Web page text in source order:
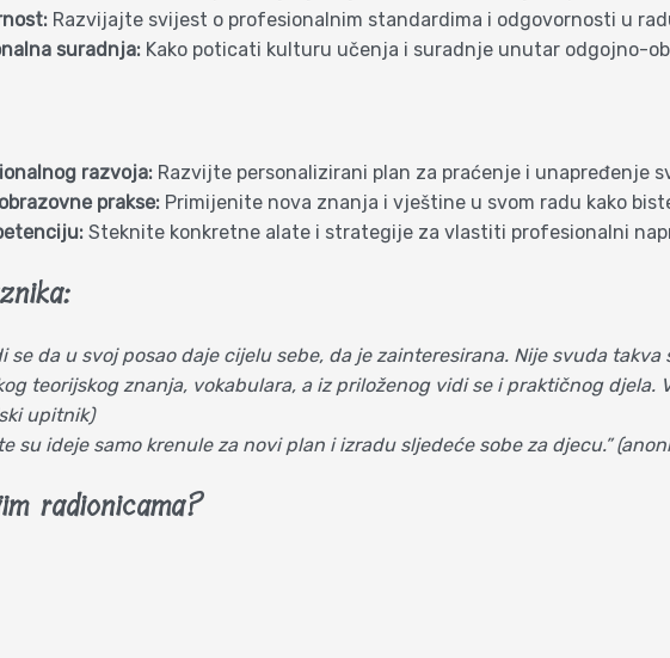
Razvijajte svijest o profesionalnim standardima i odgovornosti u
suradnja: Kako poticati kulturu učenja i suradnje unutar odgojno-
razvoja: Razvijte personalizirani plan za praćenje i unapređenje
prakse: Primijenite nova znanja i vještine u svom radu kako
Steknite konkretne alate i strategije za vlastiti profesionalni
se da u svoj posao daje cijelu sebe, da je zainteresirana. Nije svuda
teorijskog znanja, vokabulara, a iz priloženog vidi se i praktičnog
upitnik)
su ideje samo krenule za novi plan i izradu sljedeće sobe za djecu.”
radionicama?